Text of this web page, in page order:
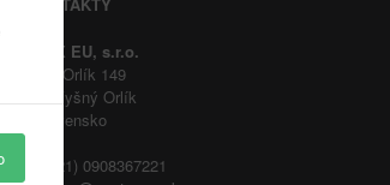
MARTEX EU, s.r.o.
Vyšný Orlík 149
090 11 Vyšný Orlík
Slovensko
(+421) 0908367221